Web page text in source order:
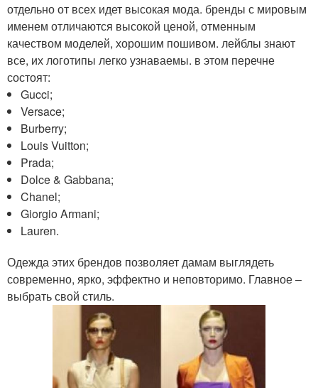
отдельно от всех идет высокая мода. бренды с мировым
именем отличаются высокой ценой, отменным
качеством моделей, хорошим пошивом. лейблы знают
все, их логотипы легко узнаваемы. в этом перечне
состоят:
Gucci;
Versace;
Burberry;
Louis Vuitton;
Prada;
Dolce & Gabbana;
Chanel;
Giorgio Armani;
Lauren.
Одежда этих брендов позволяет дамам выглядеть
современно, ярко, эффектно и неповторимо. Главное –
выбрать свой стиль.